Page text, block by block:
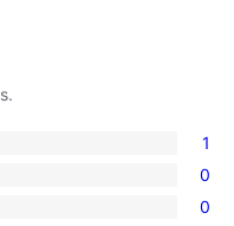
1
0
0